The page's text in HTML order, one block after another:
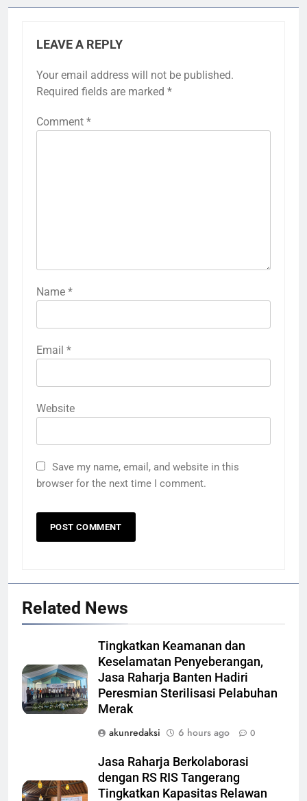
LEAVE A REPLY
Your email address will not be published.
Required fields are marked *
Comment *
Name *
Email *
Website
Save my name, email, and website in this
browser for the next time I comment.
Related News
Tingkatkan Keamanan dan
Keselamatan Penyeberangan,
Jasa Raharja Banten Hadiri
Peresmian Sterilisasi Pelabuhan
Merak
akunredaksi
6 hours ago 0
Jasa Raharja Berkolaborasi
dengan RS RIS Tangerang
Tingkatkan Kapasitas Relawan